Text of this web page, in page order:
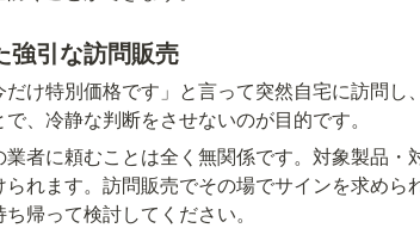
引な訪問販売
だけ特別価格です」と言って突然自宅に訪問し
、冷静な判断をさせないのが目的です。
者に頼むことは全く無関係です。対象製品・
れます。訪問販売でその場でサインを求めら
帰って検討してください。